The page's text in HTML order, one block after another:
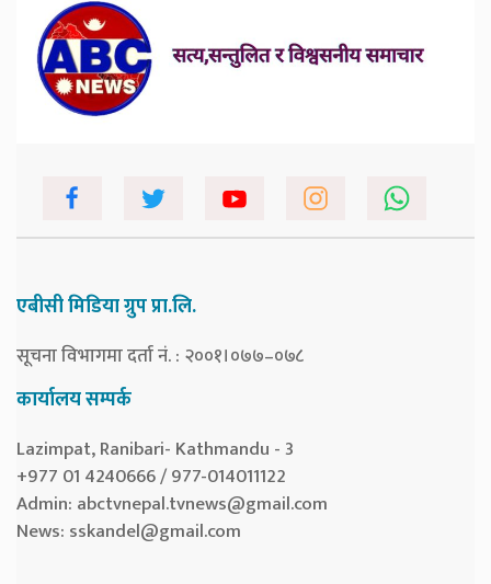
एबीसी मिडिया ग्रुप प्रा.लि.
सूचना विभागमा दर्ता नं. : २००१।०७७–०७८
कार्यालय सम्पर्क
Lazimpat, Ranibari- Kathmandu - 3
+977 01 4240666 / 977-014011122
Admin: abctvnepal.tvnews@gmail.com
News: sskandel@gmail.com